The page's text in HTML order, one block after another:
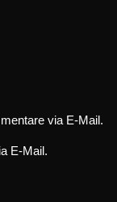
via E-Mail.
E-Mail.